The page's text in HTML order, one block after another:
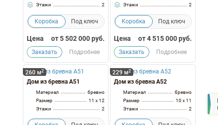
Этажи
2
Коробка Под ключ
Цена от5 502 000руб.
Заказать Подробнее
Этажи
2
Коробка Под ключ
Цена от4 515 000руб.
Заказать Подробнее
260 м2
Дом из бревна А51
Материал
бревно
Размер
11 x 12
Этажи
2
229 м2
Дом из бревна А52
Материал
бревно
Размер
10 x 11
Этажи
2